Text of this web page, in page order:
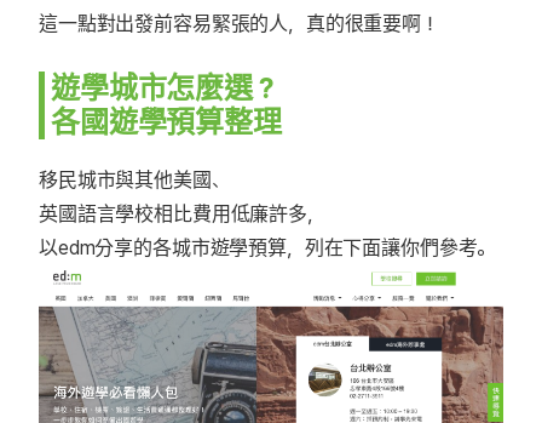
這一點對出發前容易緊張的人，真的很重要啊！
遊學城市怎麼選？
各國遊學預算整理
移民城市與其他美國、
英國語言學校相比費用低廉許多，
以edm分享的各城市遊學預算，列在下面讓你們參考。